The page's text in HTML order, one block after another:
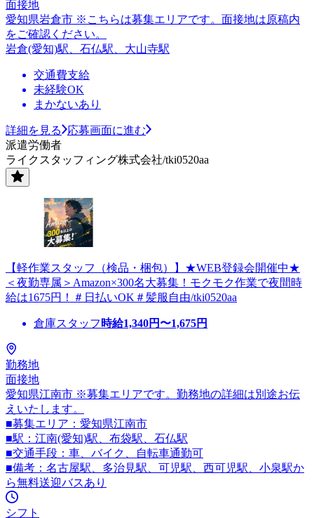
面接地
愛知県岩倉市 ※こちらは募集エリアです。面接地は原稿内
をご確認ください。
岩倉(愛知)駅、石仏駅、大山寺駅
交通費支給
未経験OK
まかないあり
詳細を見る
応募画面に進む
派遣労働者
ライクスタッフィング株式会社/tki0520aa
【軽作業スタッフ（検品・梱包）】★WEB登録会開催中★
＜夜勤専属＞Amazon×300名大募集！モクモク作業で夜間時
給は1675円！＃日払いOK＃髪服自由/tki0520aa
倉庫スタッフ 時給1,340円〜1,675円
勤務地
面接地
愛知県江南市 ※募集エリアです。勤務地の詳細は別途お伝
えいたします。
■募集エリア：愛知県江南市
■駅：江南(愛知)駅、布袋駅、石仏駅
■交通手段：車、バイク、自転車通勤可
■備考：名古屋駅、多治見駅、可児駅、西可児駅、小泉駅か
ら無料送迎バスあり
シフト